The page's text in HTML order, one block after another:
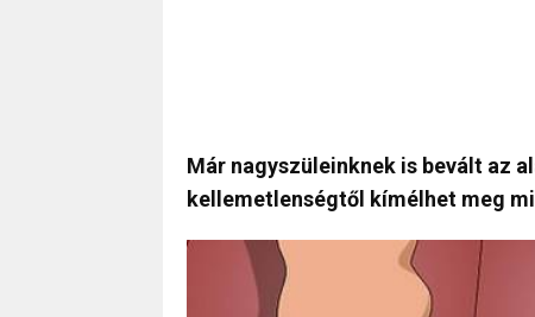
Már nagyszüleinknek is bevált az
kellemetlenségtől kímélhet meg